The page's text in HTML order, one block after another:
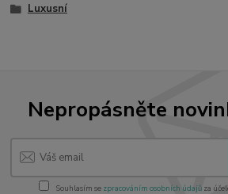
Luxusní
Nepropásněte
Souhlasím se zpracováním osobních údajůza